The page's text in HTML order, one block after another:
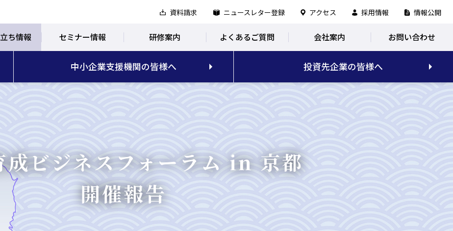
資料請求 ニュースレター登録 アクセス 採用情報 情報公開
ち情報 セミナー情報 研修案内 よくあるご質問 会社案内 お問い合わせ
中小企業支援機関の皆様へ 投資先企業の皆様へ
成ビジネスフォーラム in 京都
開催報告